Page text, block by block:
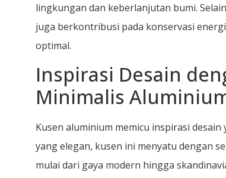
lingkungan dan keberlanjutan bumi.
juga berkontribusi pada konservasi
optimal.
Inspirasi Desain
Minimalis
Kusen aluminium memicu inspirasi
yang elegan, kusen ini menyatu dengan
mulai dari gaya modern hingga